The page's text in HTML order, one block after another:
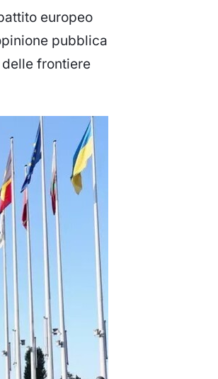
europeo
pubblica
frontiere